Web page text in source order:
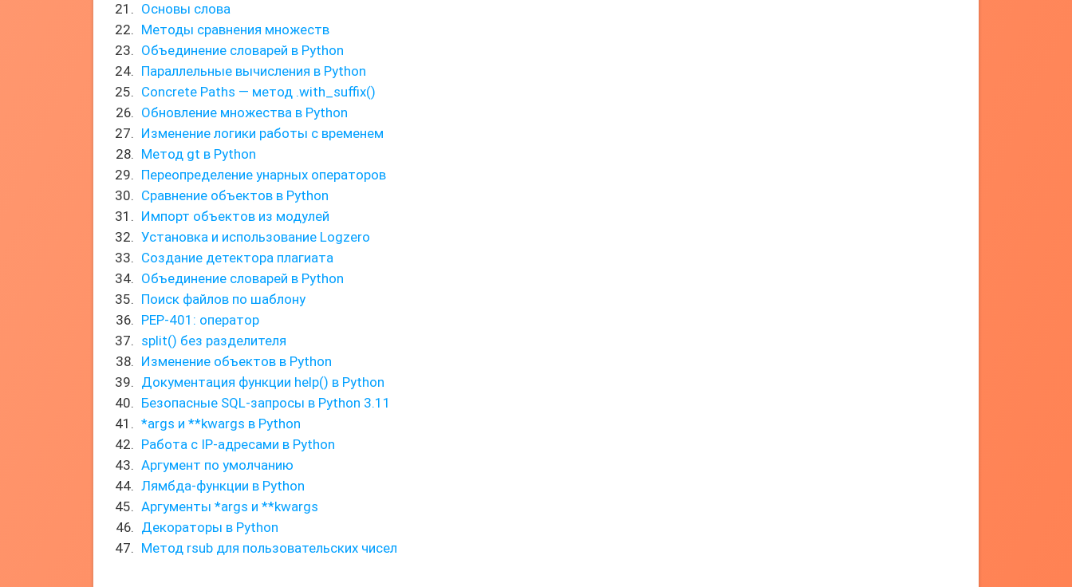
Основы слова
Методы сравнения множеств
Объединение словарей в Python
Параллельные вычисления в Python
Concrete Paths — метод .with_suffix()
Обновление множества в Python
Изменение логики работы с временем
Метод gt в Python
Переопределение унарных операторов
Сравнение объектов в Python
Импорт объектов из модулей
Установка и использование Logzero
Создание детектора плагиата
Объединение словарей в Python
Поиск файлов по шаблону
PEP-401: оператор
split() без разделителя
Изменение объектов в Python
Документация функции help() в Python
Безопасные SQL-запросы в Python 3.11
*args и **kwargs в Python
Работа с IP-адресами в Python
Аргумент по умолчанию
Лямбда-функции в Python
Аргументы *args и **kwargs
Декораторы в Python
Метод rsub для пользовательских чисел